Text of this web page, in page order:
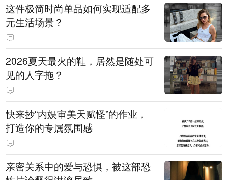
这件极简时尚单品如何实现适配多
元生活场景？
2026夏天最火的鞋，居然是随处可
见的人字拖？
快来抄“内娱审美天赋怪”的作业，
打造你的专属氛围感
亲密关系中的爱与恐惧，被这部恐